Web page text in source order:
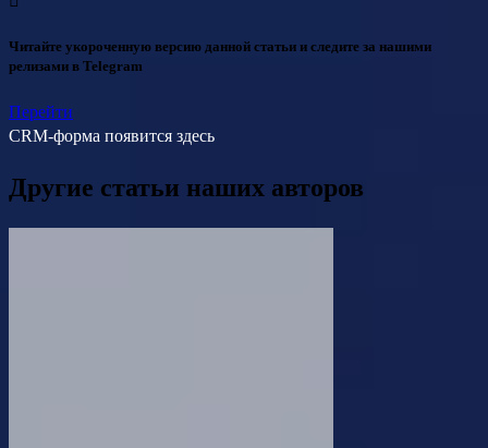
Читайте укороченную версию данной статьи и следите за нашими
релизами в Telegram
Перейти
CRM-форма появится здесь
Другие статьи наших авторов